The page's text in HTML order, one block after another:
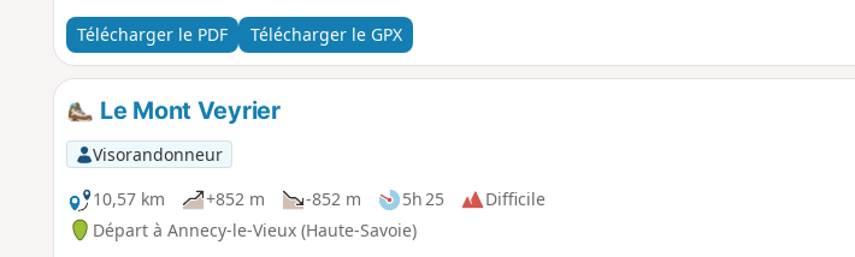
Télécharger le PDF Télécharger le GPX
Le Mont Veyrier
Visorandonneur
10,57 km
+852 m -852 m 5h 25
Difficile
Départ à Annecy-le-Vieux (Haute-Savoie)